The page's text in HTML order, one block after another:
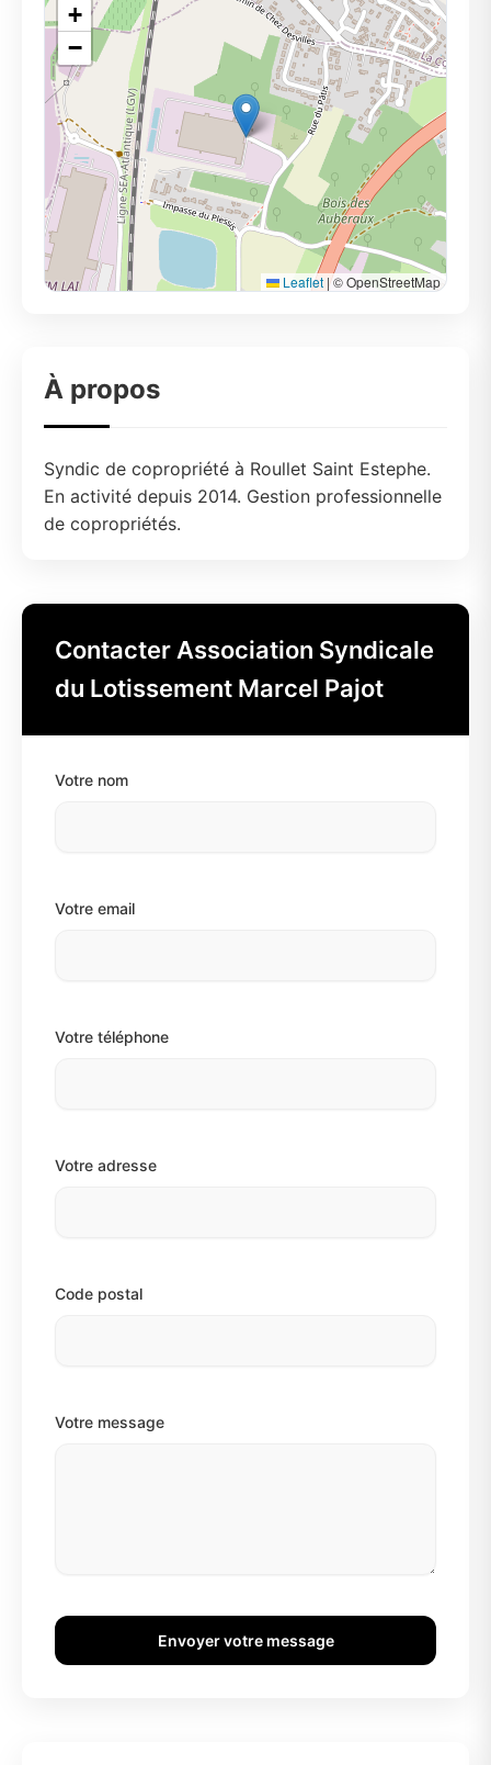
+
−
Leaflet |© OpenStreetMap
À propos
Syndic de copropriété à Roullet Saint Estephe.
En activité depuis 2014. Gestion professionnelle
de copropriétés.
Contacter Association Syndicale
du Lotissement Marcel Pajot
Votre nom
Votre email
Votre téléphone
Votre adresse
Code postal
Votre message
Envoyer votre message